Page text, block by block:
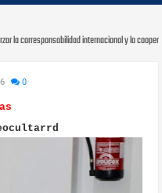
la corresponsabilidad internacional y la
0